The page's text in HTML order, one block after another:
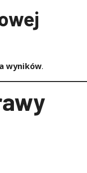
wyników.